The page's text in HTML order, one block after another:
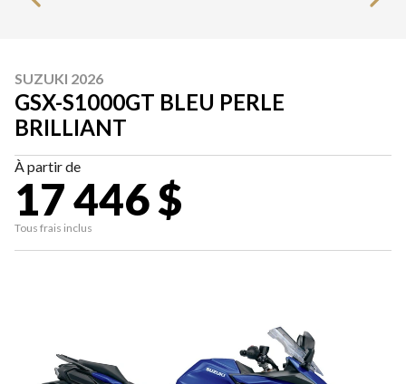
SUZUKI 2026
GSX-S1000GT BLEU PERLE
BRILLIANT
À partir de
17 446 $
Tous frais inclus